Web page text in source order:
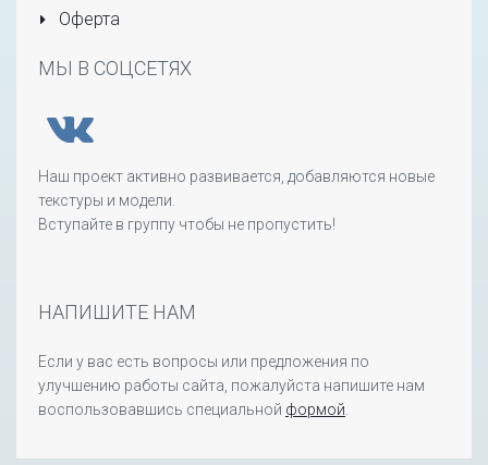
Оферта
МЫ В СОЦСЕТЯХ
Наш проект активно развивается, добавляются новые
текстуры и модели.
Вступайте в группу чтобы не пропустить!
НАПИШИТЕ НАМ
Если у вас есть вопросы или предложения по
улучшению работы сайта, пожалуйста напишите нам
воспользовавшись специальной формой.